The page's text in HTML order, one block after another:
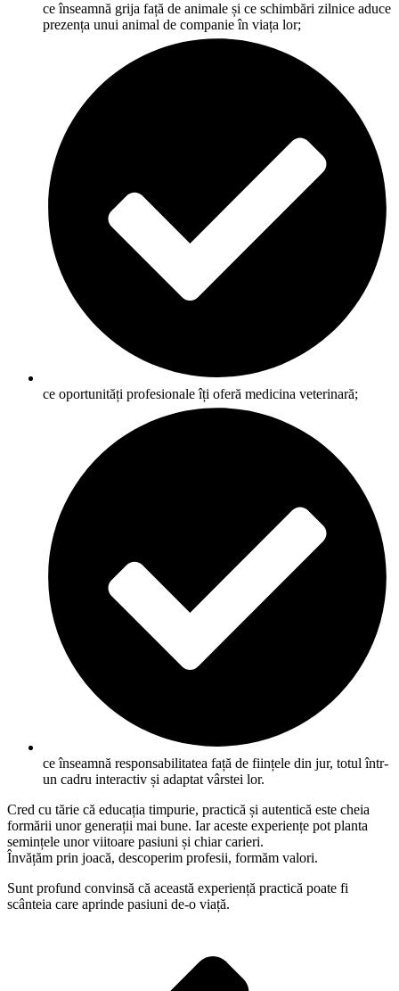
ce înseamnă grija față de animale și ce schimbări zilnice aduce
prezența unui animal de companie în viața lor;
ce oportunități profesionale îți oferă medicina veterinară;
ce înseamnă responsabilitatea față de ființele din jur, totul într-
un cadru interactiv și adaptat vârstei lor.
Cred cu tărie că educația timpurie, practică și autentică este cheia
formării unor generații mai bune. Iar aceste experiențe pot planta
semințele unor viitoare pasiuni și chiar carieri.
Învățăm prin joacă, descoperim profesii, formăm valori.
Sunt profund convinsă că această experiență practică poate fi
scânteia care aprinde pasiuni de-o viață.